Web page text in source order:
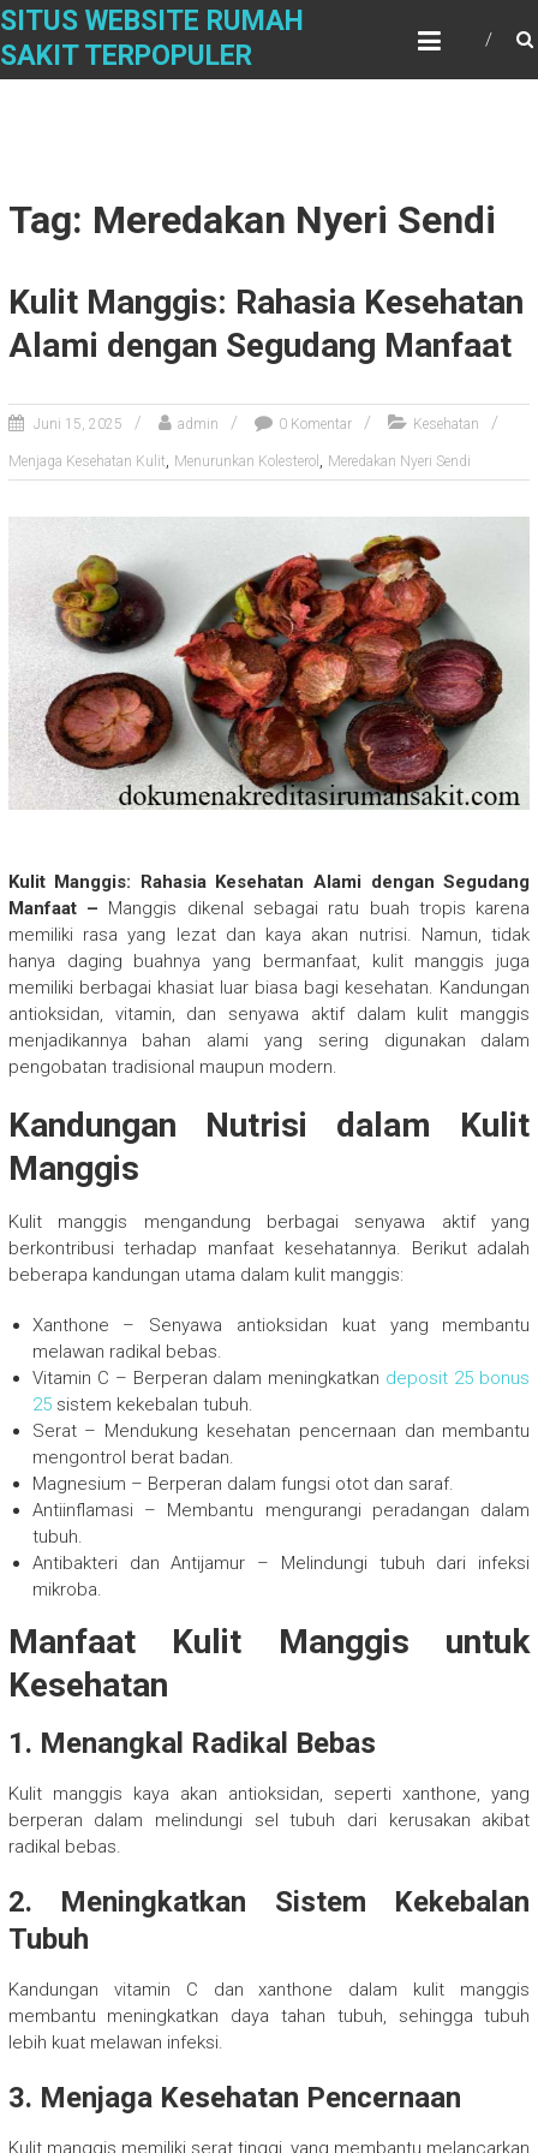
Skip
content
SITUS WEBSITE RUMAH
SAKIT TERPOPULER
Tag: Meredakan Nyeri Sendi
Kulit Manggis: Rahasia Kesehatan
Alami dengan Segudang Manfaat
Juni 15, 2025 admin 0 Komentar Kesehatan
Menjaga Kesehatan Kulit, Menurunkan Kolesterol , Meredakan Nyeri Sendi
Kulit Manggis: Rahasia Kesehatan Alami dengan Segudang
Manfaat – Manggis dikenal sebagai ratu buah tropis karena
memiliki rasa yang lezat dan kaya akan nutrisi. Namun, tidak
hanya daging buahnya yang bermanfaat, kulit manggis juga
memiliki berbagai khasiat luar biasa bagi kesehatan. Kandungan
antioksidan, vitamin, dan senyawa aktif dalam kulit manggis
menjadikannya bahan alami yang sering digunakan dalam
pengobatan tradisional maupun modern.
Kandungan Nutrisi dalam Kulit
Manggis
Kulit manggis mengandung berbagai senyawa aktif yang
berkontribusi terhadap manfaat kesehatannya. Berikut adalah
beberapa kandungan utama dalam kulit manggis:
Xanthone – Senyawa antioksidan kuat yang membantu
melawan radikal bebas.
Vitamin C – Berperan dalam meningkatkan deposit 25 bonus
25sistem kekebalan tubuh.
Serat – Mendukung kesehatan pencernaan dan membantu
mengontrol berat badan.
Magnesium – Berperan dalam fungsi otot dan saraf.
Antiinflamasi – Membantu mengurangi peradangan dalam
tubuh.
Antibakteri dan Antijamur – Melindungi tubuh dari infeksi
mikroba.
Manfaat Kulit Manggis untuk
Kesehatan
1. Menangkal Radikal Bebas
Kulit manggis kaya akan antioksidan, seperti xanthone, yang
berperan dalam melindungi sel tubuh dari kerusakan akibat
radikal bebas.
2. Meningkatkan Sistem Kekebalan
Tubuh
Kandungan vitamin C dan xanthone dalam kulit manggis
membantu meningkatkan daya tahan tubuh, sehingga tubuh
lebih kuat melawan infeksi.
3. Menjaga Kesehatan Pencernaan